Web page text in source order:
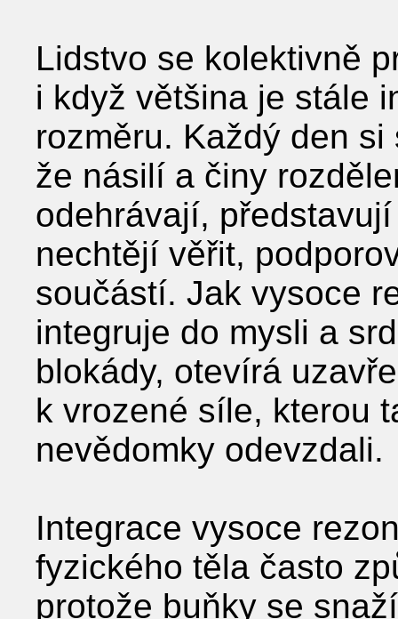
Lidstvo se kolektivně
i když většina je stále
rozměru. Každý den
že násilí a činy
odehrávají,
nechtějí věřit,
součástí. Jak vysoce
integruje do mysli a
blokády, otevírá
k vrozené síle, kterou
nevědomky odevzdali.
Integrace vysoce
fyzického těla často
protože buňky se